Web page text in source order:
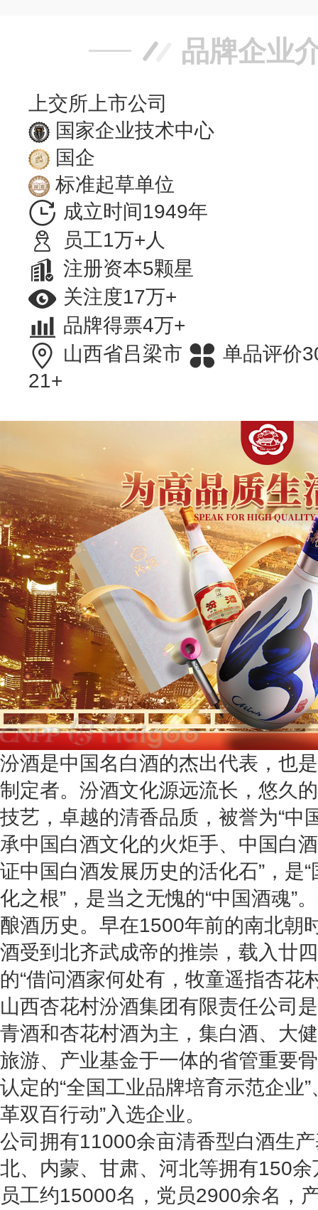
品牌企业
上交所上市公司
国家企业技术中心
国企
标准起草单位
成立时间1949年
员工1万+人
注册资本5颗星
关注度17万+
品牌得票4万+
山西省吕梁市
单品评价
21+
汾酒是中国名白酒的杰出代表，也
制定者。汾酒文化源远流长，悠久
技艺，卓越的清香品质，被誉为“中
承中国白酒文化的火炬手、中国白
证中国白酒发展历史的活化石”，是
化之根”，是当之无愧的“中国酒魂”
酿酒历史。早在1500年前的南北朝
酒受到北齐武成帝的推崇，载入廿
的“借问酒家何处有，牧童遥指杏花
山西杏花村汾酒集团有限责任公司
青酒和杏花村酒为主，集白酒、大
旅游、产业基金于一体的省管重要
认定的“全国工业品牌培育示范企业
革双百行动”入选企业。
公司拥有11000余亩清香型白酒生
北、内蒙、甘肃、河北等拥有150
员工约15000名，党员2900余名，